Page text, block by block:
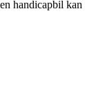
handicapbil kan